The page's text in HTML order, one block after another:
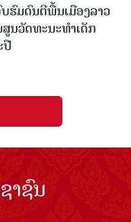
ຮົມດົນຕີພື້ນເມືອງລາວ
ນວັດທະນະທຳເດັກ
ປື
າຊົນ